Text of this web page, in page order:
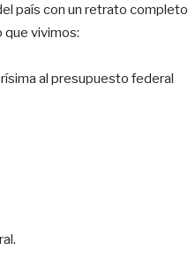
país con un retrato completo
vivimos:
al presupuesto federal